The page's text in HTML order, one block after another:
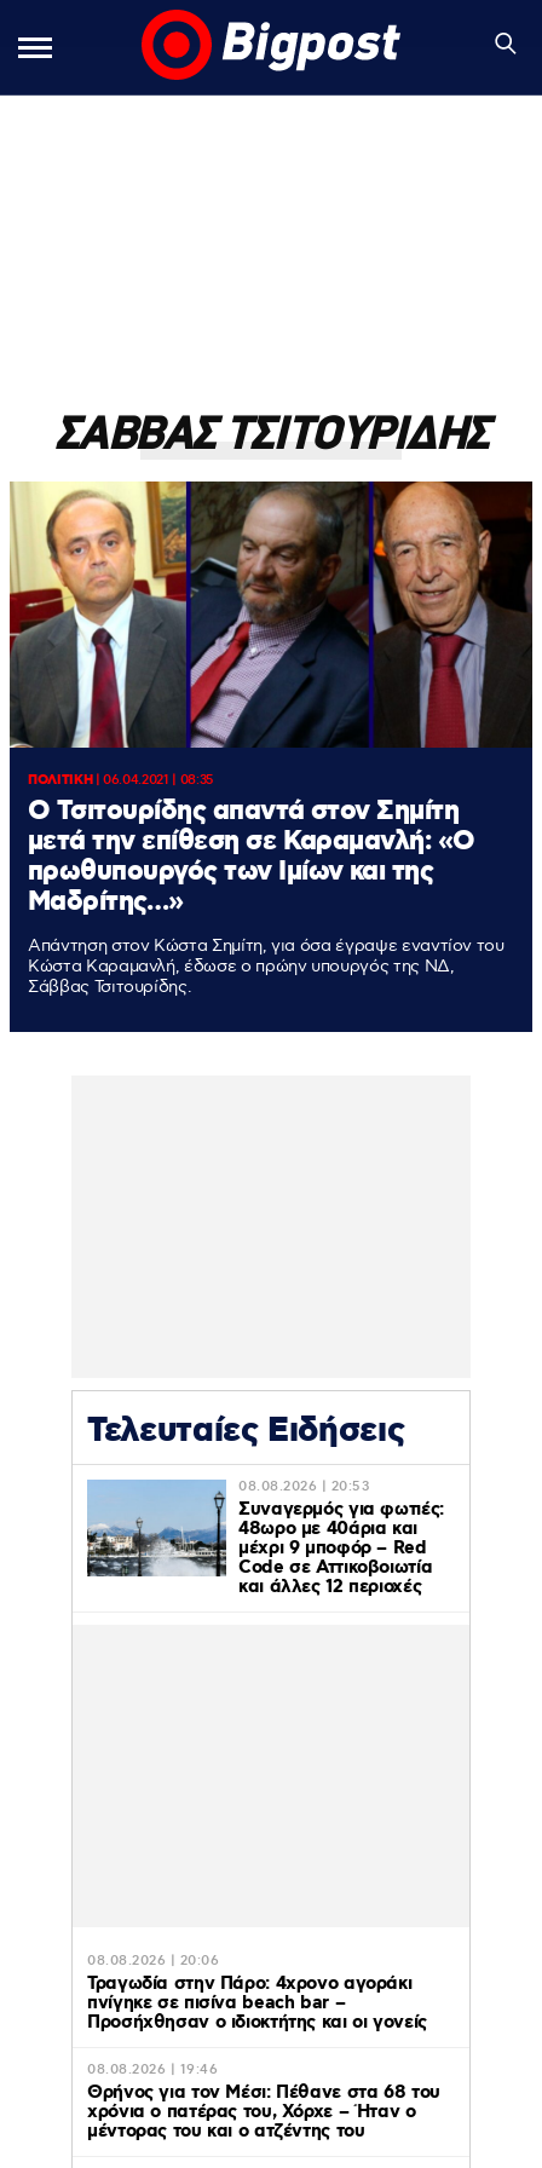
ΣΑΒΒΑΣ ΤΣΙΤΟΥΡΙΔΗΣ
ΠΟΛΙΤΙΚΗ|06.04.2021 | 08:35
Ο Τσιτουρίδης απαντά στον Σημίτη
μετά την επίθεση σε Καραμανλή: «Ο
πρωθυπουργός των Ιμίων και της
Μαδρίτης…»
Απάντηση στον Κώστα Σημίτη, για όσα έγραψε εναντίον του
Κώστα Καραμανλή, έδωσε ο πρώην υπουργός της ΝΔ,
Σάββας Τσιτουρίδης.
Τελευταίες Ειδήσεις
08.08.2026 | 20:53
Συναγερμός για φωτιές:
48ωρο με 40άρια και
μέχρι 9 μποφόρ – Red
Code σε Αττικοβοιωτία
και άλλες 12 περιοχές
08.08.2026 | 20:06
Τραγωδία στην Πάρο: 4χρονο αγοράκι
πνίγηκε σε πισίνα beach bar –
Προσήχθησαν ο ιδιοκτήτης και οι γονείς
08.08.2026 | 19:46
Θρήνος για τον Μέσι: Πέθανε στα 68 του
χρόνια ο πατέρας του, Χόρχε – Ήταν ο
μέντορας του και ο ατζέντης του